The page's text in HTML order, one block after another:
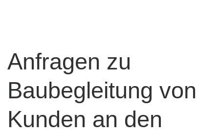
Anfragen zu
Baubegleitung von
Kunden an den